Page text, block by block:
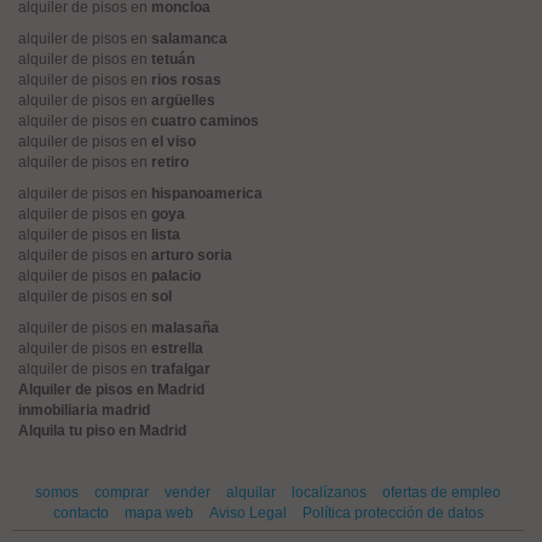
alquiler de pisos en moncloa
alquiler de pisos en salamanca
alquiler de pisos en tetuán
alquiler de pisos en rios rosas
alquiler de pisos en argüelles
alquiler de pisos en cuatro caminos
alquiler de pisos en el viso
alquiler de pisos en retiro
alquiler de pisos en hispanoamerica
alquiler de pisos en goya
alquiler de pisos en lista
alquiler de pisos en arturo soria
alquiler de pisos en palacio
alquiler de pisos en sol
alquiler de pisos en malasaña
alquiler de pisos en estrella
alquiler de pisos en trafalgar
Alquiler de pisos en Madrid
inmobiliaria madrid
Alquila tu piso en Madrid
somos comprar vender alquilar localízanos
ofertas de empleo
contacto
mapa web Aviso Legal Política protección de datos